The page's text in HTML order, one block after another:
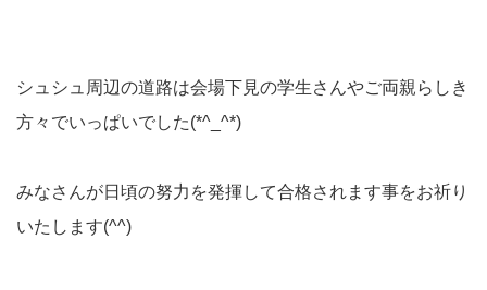
シュシュ周辺の道路は会場下見の学生さんやご両親らしき
方々でいっぱいでした(*^_^*)
みなさんが日頃の努力を発揮して合格されます事をお祈り
いたします(^^)